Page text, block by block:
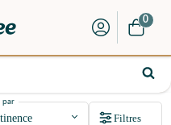
0
par
Filtres